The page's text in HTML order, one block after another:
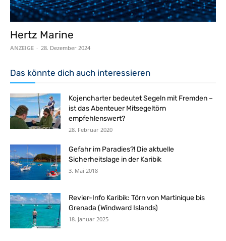
Hertz Marine
ANZEIGE - 28. Dezember 2024
Das könnte dich auch interessieren
Kojencharter bedeutet Segeln mit Fremden –
ist das Abenteuer Mitsegeltörn
empfehlenswert?
28. Februar 2020
Gefahr im Paradies?! Die aktuelle
Sicherheitslage in der Karibik
3. Mai 2018
Revier-Info Karibik: Törn von Martinique bis
Grenada (Windward Islands)
18. Januar 2025